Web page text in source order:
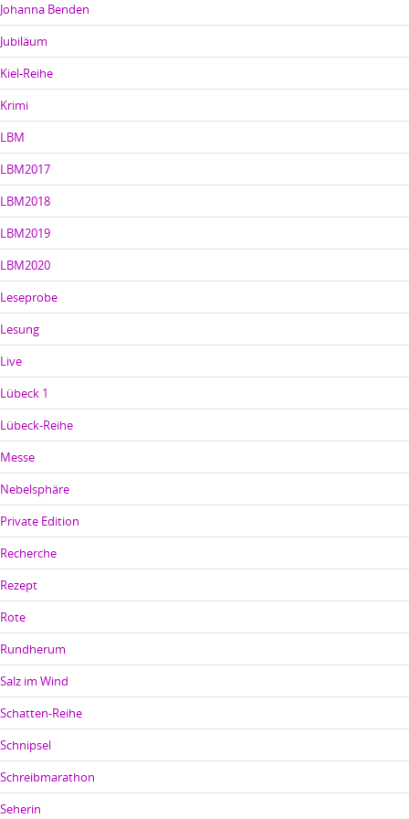
Johanna Benden
Jubiläum
Kiel-Reihe
Krimi
LBM
LBM2017
LBM2018
LBM2019
LBM2020
Leseprobe
Lesung
Live
Lübeck 1
Lübeck-Reihe
Messe
Nebelsphäre
Private Edition
Recherche
Rezept
Rote
Rundherum
Salz im Wind
Schatten-Reihe
Schnipsel
Schreibmarathon
Seherin